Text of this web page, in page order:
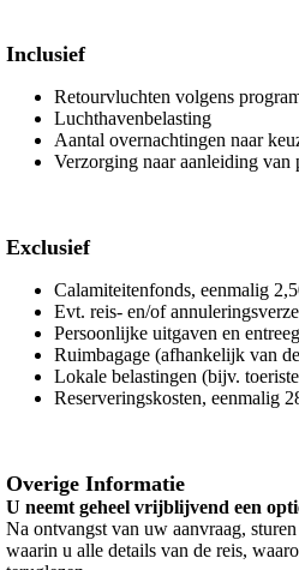
Inclusief
Retourvluchten volgens
Luchthavenbelasting
Aantal overnachtingen naar
Verzorging naar aanleiding van
Exclusief
Calamiteitenfonds, eenmalig
Evt. reis- en/of
Persoonlijke uitgaven en
Ruimbagage (afhankelijk van
Lokale belastingen (bijv.
Reserveringskosten, eenmalig
Overige Informatie
U neemt geheel vrijblijvend een
Na ontvangst van uw aanvraag,
waarin u alle details van de reis,